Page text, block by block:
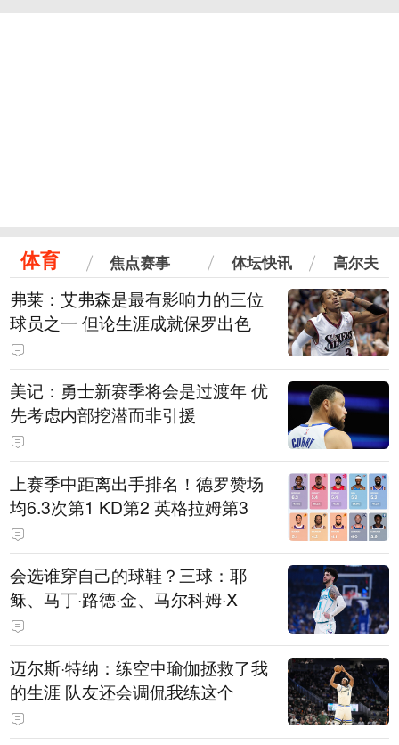
体育 焦点赛事 体坛快讯 高尔夫
弗莱：艾弗森是最有影响力的三位
球员之一 但论生涯成就保罗出色
美记：勇士新赛季将会是过渡年 优
先考虑内部挖潜而非引援
上赛季中距离出手排名！德罗赞场
均6.3次第1 KD第2 英格拉姆第3
会选谁穿自己的球鞋？三球：耶
稣、马丁·路德·金、马尔科姆·X
迈尔斯·特纳：练空中瑜伽拯救了我
的生涯 队友还会调侃我练这个